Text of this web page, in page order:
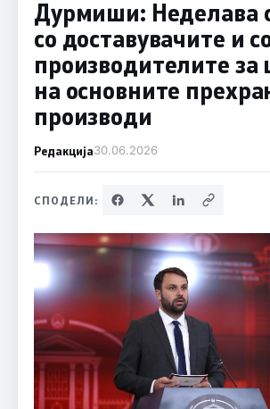
Дурмиши: Неделава
со доставувачите и
производителите за
на основните
производи
Редакција30.06.2026
СПОДЕЛИ: